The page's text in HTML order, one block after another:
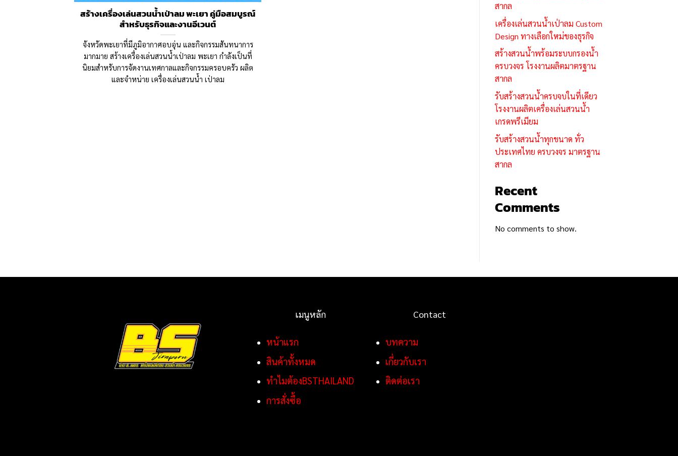
สร้างเครื่องเล่นสวนน้ำเป่าลม พะเยา คู่มือสมบูรณ์
สำหรับธุรกิจและงานอีเวนต์
จังหวัดพะเยาที่มีภูมิอากาศอบอุ่น และกิจกรรมสันทนาการ
มากมาย สร้างเครื่องเล่นสวนน้ำเป่าลม พะเยา กำลังเป็นที่
นิยมสำหรับการจัดงานเทศกาลและกิจกรรมครอบครัว ผลิต
และจำหน่าย เครื่องเล่นสวนน้ำ เป่าลม
สากล
เครื่องเล่นสวนน้ำเป่าลม Custom
Design ทางเลือกใหม่ของธุรกิจ
สร้างสวนน้ำพร้อมระบบกรองน้ำ
ครบวงจร โรงงานผลิตมาตรฐาน
สากล
รับสร้างสวนน้ำครบจบในที่เดียว
โรงงานผลิตเครื่องเล่นสวนน้ำ
เกรดพรีเมียม
รับสร้างสวนน้ำทุกขนาด ทั่ว
ประเทศไทย ครบวงจร มาตรฐาน
สากล
Recent
Comments
No comments to show.
เมนูหลัก
หน้าแรก
สินค้าทั้งหมด
ทำไมต้องBSTHAILAND
การสั่งซื้อ
Contact
บทความ
เกี่ยวกับเรา
ติดต่อเรา